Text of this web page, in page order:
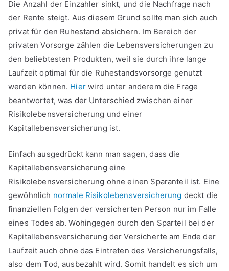
Die Anzahl der Einzahler sinkt, und die Nachfrage nach
der Rente steigt. Aus diesem Grund sollte man sich auch
privat für den Ruhestand absichern. Im Bereich der
privaten Vorsorge zählen die Lebensversicherungen zu
den beliebtesten Produkten, weil sie durch ihre lange
Laufzeit optimal für die Ruhestandsvorsorge genutzt
werden können. Hierwird unter anderem die Frage
beantwortet, was der Unterschied zwischen einer
Risikolebensversicherung und einer
Kapitallebensversicherung ist.
Einfach ausgedrückt kann man sagen, dass die
Kapitallebensversicherung eine
Risikolebensversicherung ohne einen Sparanteil ist. Eine
gewöhnlich normale Risikolebensversicherung deckt die
finanziellen Folgen der versicherten Person nur im Falle
eines Todes ab. Wohingegen durch den Sparteil bei der
Kapitallebensversicherung der Versicherte am Ende der
Laufzeit auch ohne das Eintreten des Versicherungsfalls,
also dem Tod, ausbezahlt wird. Somit handelt es sich um